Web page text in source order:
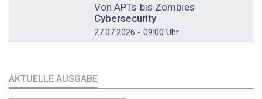
Von APTs bis Zombies
Cybersecurity
27.07.2026 - 09:00 Uhr
AKTUELLE AUSGABE